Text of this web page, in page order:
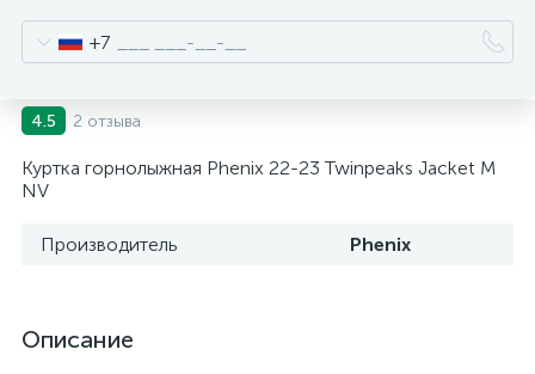
+7
4.5 2 отзыва
Куртка горнолыжная Phenix 22-23 Twinpeaks Jacket M
NV
Производитель Phenix
Описание